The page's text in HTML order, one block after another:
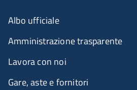
Albo ufficiale
Amministrazione trasparente
Lavora con noi
Gare, aste e fornitori